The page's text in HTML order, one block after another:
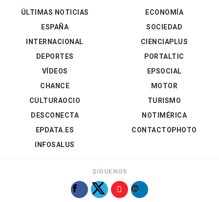
ÚLTIMAS NOTICIAS
ESPAÑA
INTERNACIONAL
DEPORTES
VÍDEOS
ECONOMÍA
SOCIEDAD
CIENCIAPLUS
PORTALTIC
EPSOCIAL
CHANCE
CULTURAOCIO
DESCONECTA
EPDATA.ES
INFOSALUS
MOTOR
TURISMO
NOTIMÉRICA
CONTACTOPHOTO
SÍGUENOS